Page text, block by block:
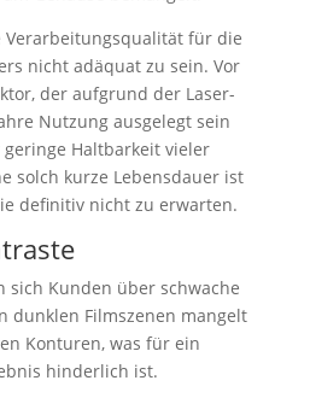
Verarbeitungsqualität für die
nicht adäquat zu sein. Vor
der aufgrund der Laser-
Nutzung ausgelegt sein
Haltbarkeit vieler
solch kurze Lebensdauer ist
definitiv nicht zu erwarten.
sich Kunden über schwache
dunklen Filmszenen mangelt
Konturen, was für ein
hinderlich ist.